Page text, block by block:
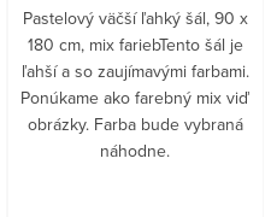
Pastelový väčší ľahký šál, 90 x
180 cm, mix fariebTento šál je
ľahší a so zaujímavými farbami.
Ponúkame ako farebný mix viď
obrázky. Farba bude vybraná
náhodne.